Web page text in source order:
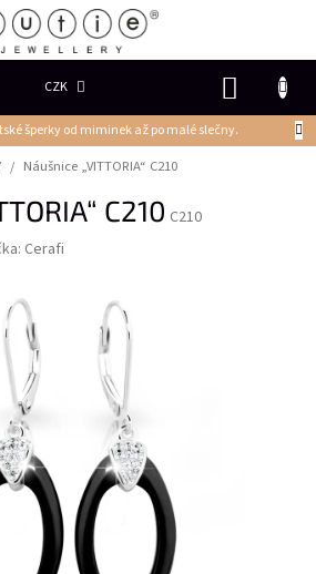
šperky od miminek až po malé slečny.
CZK
/ Náušnice „VITTORIA“ C210
C210 C210
Cerafi